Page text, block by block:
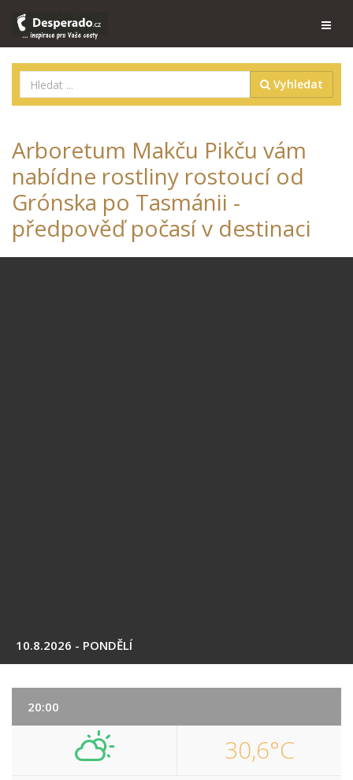
Vyhledat
Arboretum Makču Pikču vám
nabídne rostliny rostoucí od
Grónska po Tasmánii -
předpověď počasí v destinaci
10.8.2026 - PONDĚLÍ
20:00
30,6°C